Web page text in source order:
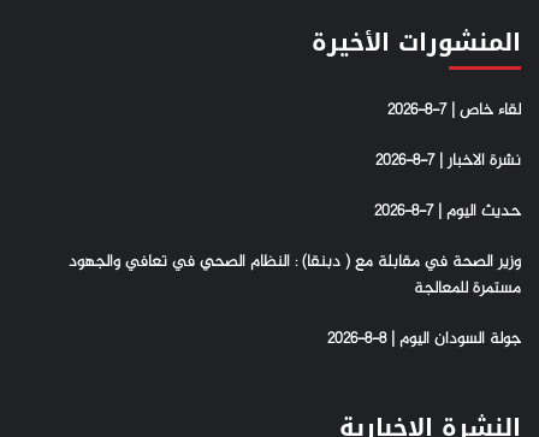
المنشورات الأخيرة
لقاء خاص | 7-8-2026
نشرة الاخبار | 7-8-2026
حديث اليوم | 7-8-2026
وزير الصحة في مقابلة مع ( دبنقا) : النظام الصحي في تعافي والجهود
مستمرة للمعالجة
جولة السودان اليوم | 8-8-2026
النشرة الإخبارية